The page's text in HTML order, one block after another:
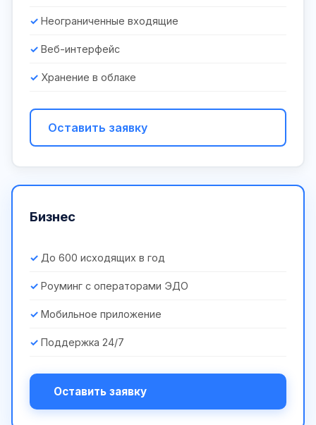
Неограниченные входящие
Веб-интерфейс
Хранение в облаке
Оставить заявку
Бизнес
До 600 исходящих в год
Роуминг с операторами ЭДО
Мобильное приложение
Поддержка 24/7
Оставить заявку